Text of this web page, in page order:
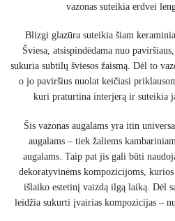
vazonas suteikia erdvei
Blizgi glazūra suteikia šiam
Šviesa, atsispindėdama nuo
sukuria subtilų šviesos žaismą. Dėl to
o jo paviršius nuolat keičiasi
kuri praturtina interjerą ir suteikia
Šis vazonas augalams yra itin
augalams – tiek žaliems
augalams. Taip pat jis gali būti
dekoratyvinėms kompozicijoms,
išlaiko estetinį vaizdą ilgą laiką. Dėl
leidžia sukurti įvairias kompozicijas –